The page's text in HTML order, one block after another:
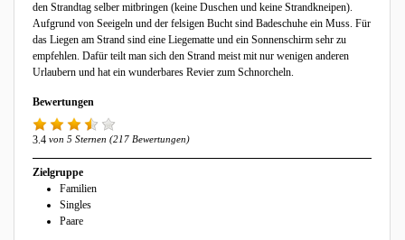
den Strandtag selber mitbringen (keine Duschen und keine Strandkneipen).
Aufgrund von Seeigeln und der felsigen Bucht sind Badeschuhe ein Muss. Für
das Liegen am Strand sind eine Liegematte und ein Sonnenschirm sehr zu
empfehlen. Dafür teilt man sich den Strand meist mit nur wenigen anderen
Urlaubern und hat ein wunderbares Revier zum Schnorcheln.
Bewertungen
3.4 von 5 Sternen (217 Bewertungen)
Zielgruppe
Familien
Singles
Paare